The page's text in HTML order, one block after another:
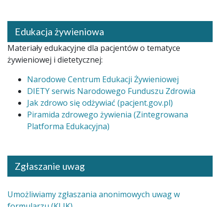
Edukacja żywieniowa
Materiały edukacyjne dla pacjentów o tematyce
żywieniowej i dietetycznej:
Narodowe Centrum Edukacji Żywieniowej
DIETY serwis Narodowego Funduszu Zdrowia
Jak zdrowo się odżywiać (pacjent.gov.pl)
Piramida zdrowego żywienia (Zintegrowana
Platforma Edukacyjna)
Zgłaszanie uwag
Umożliwiamy zgłaszania anonimowych uwag w